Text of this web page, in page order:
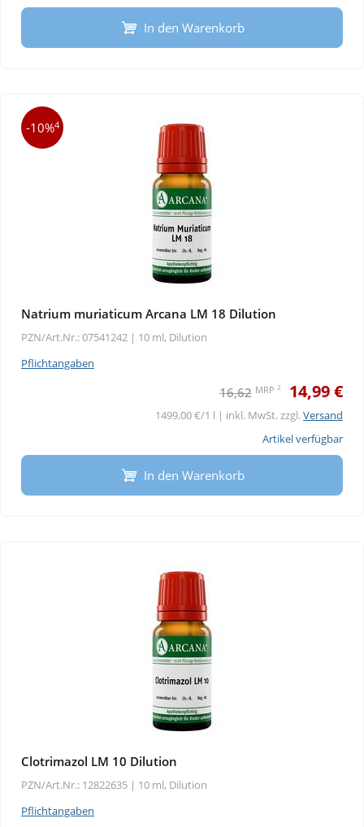
In den Warenkorb
-10%4
Natrium muriaticum Arcana LM 18 Dilution
PZN/Art.Nr.: 07541242 | 10 ml, Dilution
Pflichtangaben
16,62 MRP 2 14,99 €
1499,00 €/1 l | inkl. MwSt. zzgl.Versand
Artikel verfügbar
In den Warenkorb
Clotrimazol LM 10 Dilution
PZN/Art.Nr.: 12822635 | 10 ml, Dilution
Pflichtangaben